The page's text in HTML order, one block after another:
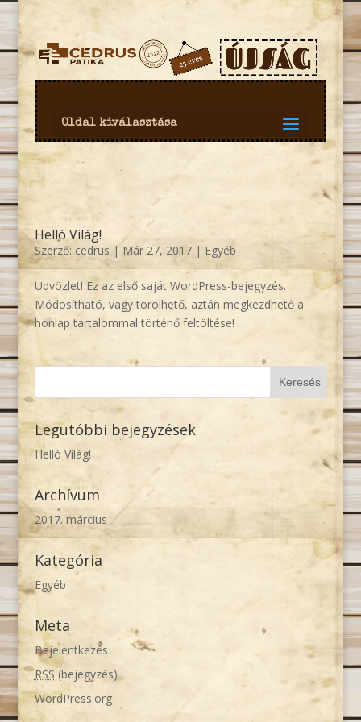
Oldal kiválasztása
Helló Világ!
Szerző: cedrus| Már 27, 2017| Egyéb
Üdvözlet! Ez az első saját WordPress-bejegyzés.
Módosítható, vagy törölhető, aztán megkezdhető a
honlap tartalommal történő feltöltése!
Legutóbbi bejegyzések
Helló Világ!
Archívum
2017. március
Kategória
Egyéb
Meta
Bejelentkezés
RSS (bejegyzés)
WordPress.org